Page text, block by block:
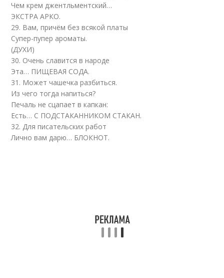
Чем крем джентльментский…
ЭКСТРА АРКО.
29. Вам, причём без всякой платы
Супер-пупер ароматы.
(ДУХИ)
30. Очень славится в народе
Эта… ПИЩЕВАЯ СОДА.
31. Может чашечка разбиться.
Из чего тогда напиться?
Печаль не сцапает в капкан:
Есть… С ПОДСТАКАННИКОМ СТАКАН.
32. Для писательских работ
Лично вам дарю… БЛОКНОТ.